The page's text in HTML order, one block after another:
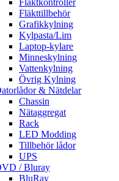
Fläktkontroller
Fläkttillbehör
Grafikkylning
Kylpasta/Lim
Laptop-kylare
Minneskylning
Vattenkylning
Övrig Kylning
& Nätdelar
Chassin
Nätaggregat
Rack
LED Modding
Tillbehör lådor
UPS
/ Bluray
BluRay